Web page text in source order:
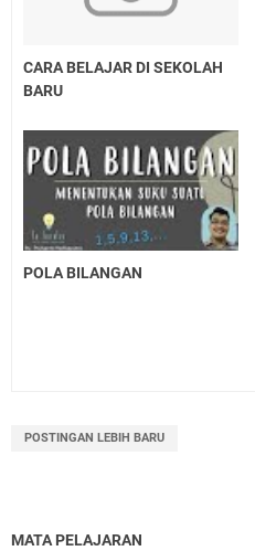
CARA BELAJAR DI SEKOLAH
BARU
POLA BILANGAN
POSTINGAN LEBIH BARU
MATA PELAJARAN